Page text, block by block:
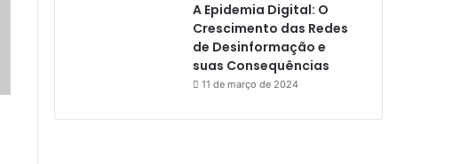
A Epidemia Digital: O
Crescimento das Redes
de Desinformação e
suas Consequências
11 de março de 2024